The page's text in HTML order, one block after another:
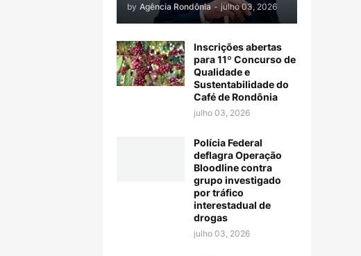
by Agência Rondônia - julho 03, 2026
Inscrições abertas
para 11º Concurso de
Qualidade e
Sustentabilidade do
Café de Rondônia
julho 03, 2026
Polícia Federal
deflagra Operação
Bloodline contra
grupo investigado
por tráfico
interestadual de
drogas
julho 03, 2026